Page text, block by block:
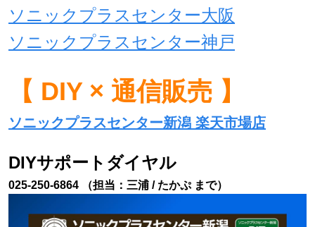
ソニックプラスセンター大阪
ソニックプラスセンター神戸
【 DIY × 通信販売 】
ソニックプラスセンター新潟 楽天市場店
DIYサポートダイヤル
025-250-6864 （担当：三浦 / たかぷ まで）